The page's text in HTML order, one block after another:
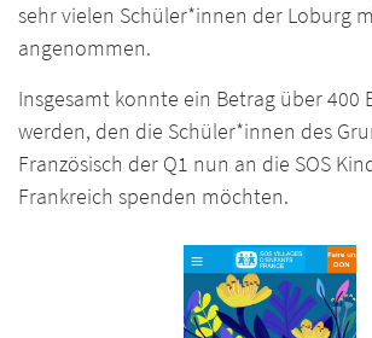
sehr vielen Schüler*innen der Loburg
angenommen.
Insgesamt konnte ein Betrag über 400
werden, den die Schüler*innen des
Französisch der Q1 nun an die SOS
Frankreich spenden möchten.